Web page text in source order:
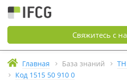
Свяжитесь с
Главная База знаний
Код 1515 50 910 0